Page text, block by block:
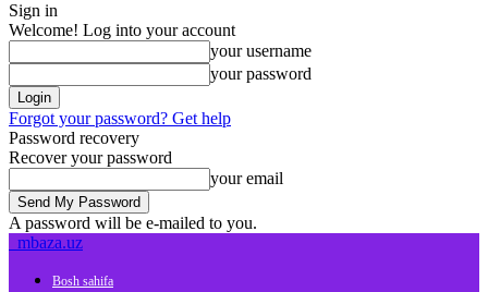
Sign in
Welcome! Log into your account
your username
your password
Forgot your password? Get help
Password recovery
Recover your password
your email
A password will be e-mailed to you.
mbaza.uz
Bosh sahifa